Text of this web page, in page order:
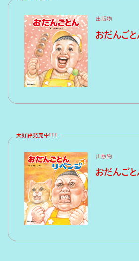
出版物
おだんごと
大好評発売中！！！
出版物
おだんご